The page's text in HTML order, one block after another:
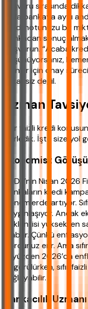
Başvuru sırasında
fazla bankaya aynı
kredi notunuzu bir
bankadan sonuç
başvurun. “Acaba
düşünüyorsanız,
olanlar için onay
imkansız değil.
Uzman
Sıfır faizli kredi
derledik. İşte size yol
Ekonomist Görüşü
BDDK’nın Nisan
bankaların kredi
dönemlerde artıyor.
yaygınlaşıyor.
beklentisi yüksekken
olabilir. Çünkü
borcunuz erir. Ama
O yüzden 2026’da
öngörülürken, sıfır
sağlayabilir.
Bankacılık